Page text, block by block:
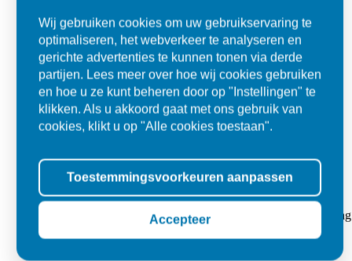
Super
"Goed geholpen bij aankoop en zeer klantvriendelijk. De
tegels voor in de tuin."
Wij gebruiken cookies om uw gebruikservaring te
optimaliseren, het webverkeer te analyseren en
gerichte advertenties te kunnen tonen via derde
partijen. Lees meer over hoe wij cookies gebruiken
en hoe u ze kunt beheren door op "Instellingen" te
klikken. Als u akkoord gaat met ons gebruik van
cookies, klikt u op "Alle cookies toestaan".
Toestemmingsvoorkeuren aanpassen
Accepteer